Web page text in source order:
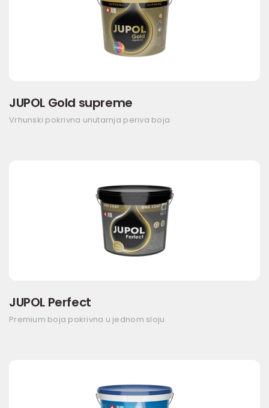
JUPOL Gold supreme
Vrhunski pokrivna unutarnja periva boja
JUPOL Perfect
Premium boja pokrivna u jednom sloju